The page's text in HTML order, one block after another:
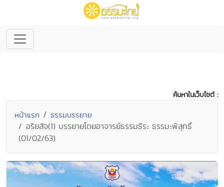
ค้นหาในเว็บไซต์ :
หน้าแรก ธรรมบรรยาย
อริยสัจ(1) บรรยายโดยอาจารย์ธรรมธีระ ธรรมะพิสุทธิ์
(01/02/63)